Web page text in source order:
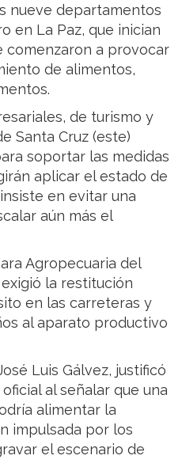
nueve departamentos
en La Paz, que inician
comenzaron a provocar
de alimentos,
de turismo y
Santa Cruz (este)
soportar las medidas
aplicar el estado de
en evitar una
aún más el
Agropecuaria del
la restitución
en las carreteras y
al aparato productivo
Luis Gálvez, justificó
al señalar que una
alimentar la
impulsada por los
el escenario de